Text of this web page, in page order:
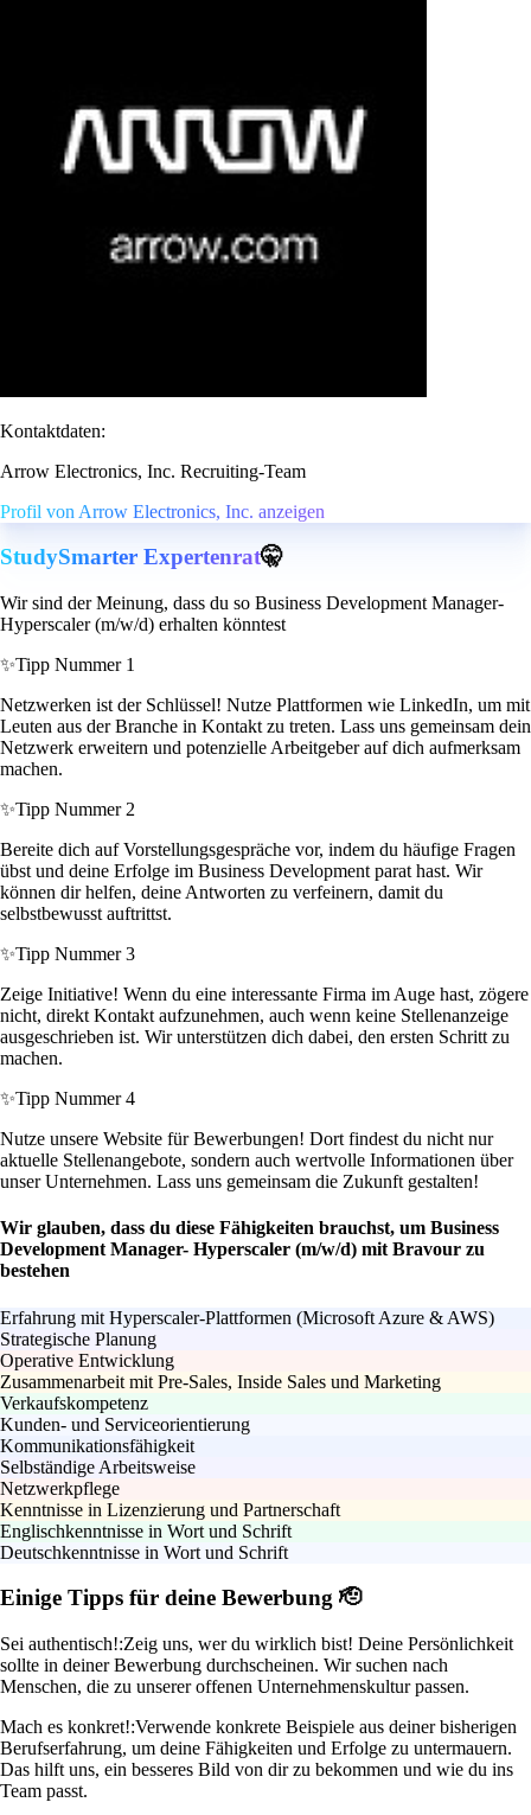
Kontaktdaten:
Arrow Electronics, Inc. Recruiting-Team
Profil von Arrow Electronics, Inc. anzeigen
StudySmarter Expertenrat🤫
Wir sind der Meinung, dass du so Business Development Manager-
Hyperscaler (m/w/d) erhalten könntest
✨Tipp Nummer 1
Netzwerken ist der Schlüssel! Nutze Plattformen wie LinkedIn, um mit
Leuten aus der Branche in Kontakt zu treten. Lass uns gemeinsam dein
Netzwerk erweitern und potenzielle Arbeitgeber auf dich aufmerksam
machen.
✨Tipp Nummer 2
Bereite dich auf Vorstellungsgespräche vor, indem du häufige Fragen
übst und deine Erfolge im Business Development parat hast. Wir
können dir helfen, deine Antworten zu verfeinern, damit du
selbstbewusst auftrittst.
✨Tipp Nummer 3
Zeige Initiative! Wenn du eine interessante Firma im Auge hast, zögere
nicht, direkt Kontakt aufzunehmen, auch wenn keine Stellenanzeige
ausgeschrieben ist. Wir unterstützen dich dabei, den ersten Schritt zu
machen.
✨Tipp Nummer 4
Nutze unsere Website für Bewerbungen! Dort findest du nicht nur
aktuelle Stellenangebote, sondern auch wertvolle Informationen über
unser Unternehmen. Lass uns gemeinsam die Zukunft gestalten!
Wir glauben, dass du diese Fähigkeiten brauchst, um Business
Development Manager- Hyperscaler (m/w/d) mit Bravour zu
bestehen
Erfahrung mit Hyperscaler-Plattformen (Microsoft Azure & AWS)
Strategische Planung
Operative Entwicklung
Zusammenarbeit mit Pre-Sales, Inside Sales und Marketing
Verkaufskompetenz
Kunden- und Serviceorientierung
Kommunikationsfähigkeit
Selbständige Arbeitsweise
Netzwerkpflege
Kenntnisse in Lizenzierung und Partnerschaft
Englischkenntnisse in Wort und Schrift
Deutschkenntnisse in Wort und Schrift
Einige Tipps für deine Bewerbung 🫡
Sei authentisch!:Zeig uns, wer du wirklich bist! Deine Persönlichkeit
sollte in deiner Bewerbung durchscheinen. Wir suchen nach
Menschen, die zu unserer offenen Unternehmenskultur passen.
Mach es konkret!:Verwende konkrete Beispiele aus deiner bisherigen
Berufserfahrung, um deine Fähigkeiten und Erfolge zu untermauern.
Das hilft uns, ein besseres Bild von dir zu bekommen und wie du ins
Team passt.